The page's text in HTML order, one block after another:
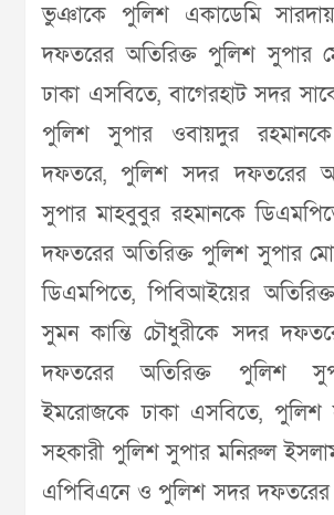
ভুঞাকে পুলিশ একাডেমি
দফতরের অতিরিক্ত পুলিশ সুপার
ঢাকা এসবিতে, বাগেরহাট সদর
পুলিশ সুপার ওবায়দুর
দফতরে, পুলিশ সদর দফতরের
সুপার মাহবুবুর রহমানকে
দফতরের অতিরিক্ত পুলিশ সুপার
ডিএমপিতে, পিবিআইয়ের
সুমন কান্তি চৌধুরীকে সদর
দফতরের অতিরিক্ত পুলিশ
ইমরোজকে ঢাকা এসবিতে,
সহকারী পুলিশ সুপার মনিরুল
এপিবিএনে ও পুলিশ সদর দফতরের